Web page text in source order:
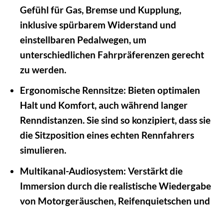
Gefühl für Gas, Bremse und Kupplung,
inklusive spürbarem Widerstand und
einstellbaren Pedalwegen, um
unterschiedlichen Fahrpräferenzen gerecht
zu werden.
Ergonomische Rennsitze: Bieten optimalen
Halt und Komfort, auch während langer
Renndistanzen. Sie sind so konzipiert, dass sie
die Sitzposition eines echten Rennfahrers
simulieren.
Multikanal-Audiosystem: Verstärkt die
Immersion durch die realistische Wiedergabe
von Motorgeräuschen, Reifenquietschen und